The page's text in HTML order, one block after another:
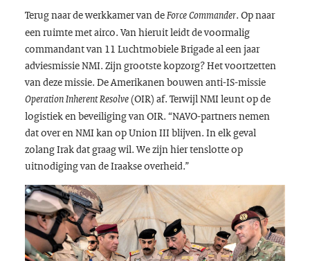
Terug naar de werkkamer van deForce Commander. Op naar
een ruimte met airco. Van hieruit leidt de voormalig
commandant van 11 Luchtmobiele Brigade al een jaar
adviesmissie NMI. Zijn grootste kopzorg? Het voortzetten
van deze missie. De Amerikanen bouwen anti-IS-missie
Operation Inherent Resolve(OIR) af. Terwijl NMI leunt op de
logistiek en beveiliging van OIR. “NAVO-partners nemen
dat over en NMI kan op Union III blijven. In elk geval
zolang Irak dat graag wil. We zijn hier tenslotte op
uitnodiging van de Iraakse overheid.”